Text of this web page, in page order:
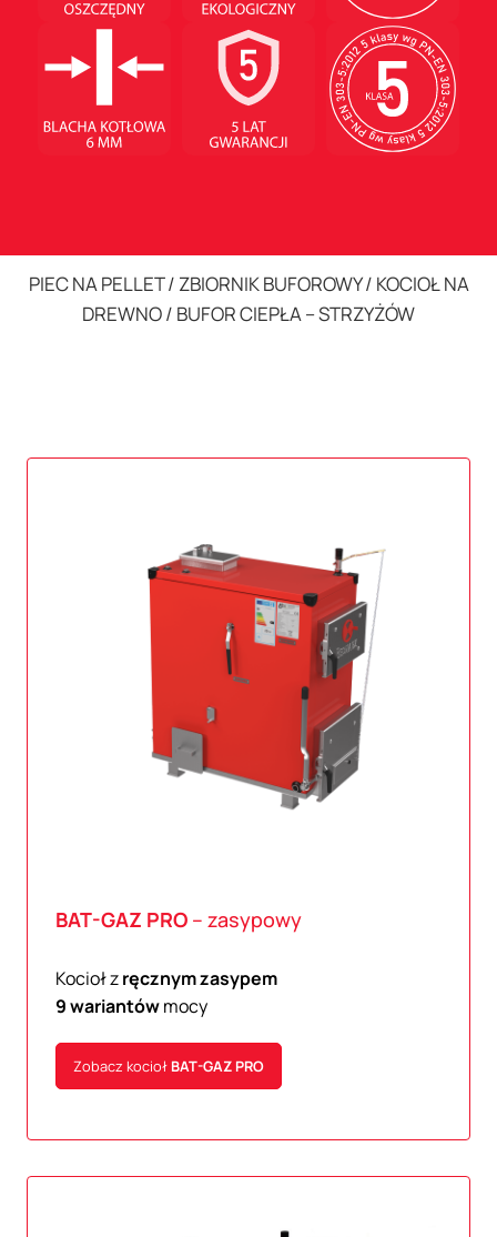
PIEC NA PELLET / ZBIORNIK BUFOROWY / KOCIOŁ NA
DREWNO / BUFOR CIEPŁA – STRZYŻÓW
BAT-GAZ PRO – zasypowy
Kocioł zręcznym zasypem
9 wariantówmocy
Zobacz kociołBAT-GAZPRO